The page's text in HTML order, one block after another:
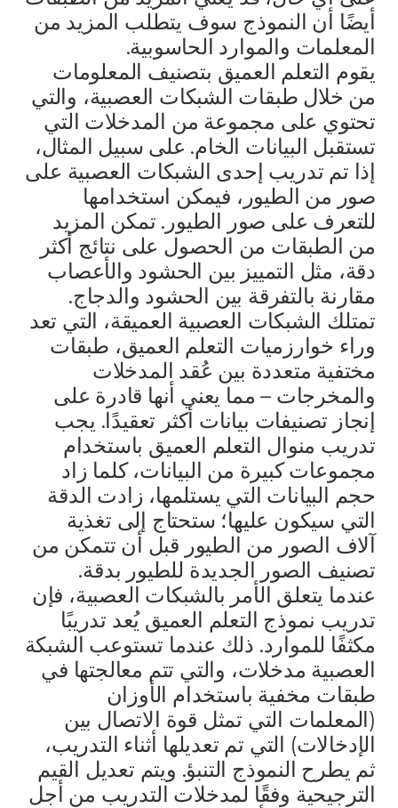
أيضًا أن النموذج سوف يتطلب المزيد من
المعلمات والموارد الحاسوبية.
يقوم التعلم العميق بتصنيف المعلومات
من خلال طبقات الشبكات العصبية، والتي
تحتوي على مجموعة من المدخلات التي
تستقبل البيانات الخام. على سبيل المثال،
إذا تم تدريب إحدى الشبكات العصبية على
صور من الطيور، فيمكن استخدامها
للتعرف على صور الطيور. تمكن المزيد
من الطبقات من الحصول على نتائج أكثر
دقة، مثل التمييز بين الحشود والأعصاب
مقارنة بالتفرقة بين الحشود والدجاج.
تمتلك الشبكات العصبية العميقة، التي تعد
وراء خوارزميات التعلم العميق، طبقات
مختفية متعددة بين عُقد المدخلات
والمخرجات – مما يعني أنها قادرة على
إنجاز تصنيفات بيانات أكثر تعقيدًا. يجب
تدريب منوال التعلم العميق باستخدام
مجموعات كبيرة من البيانات، كلما زاد
حجم البيانات التي يستلمها، زادت الدقة
التي سيكون عليها؛ ستحتاج إلى تغذية
آلاف الصور من الطيور قبل أن تتمكن من
تصنيف الصور الجديدة للطيور بدقة.
عندما يتعلق الأمر بالشبكات العصبية، فإن
تدريب نموذج التعلم العميق يُعد تدريبًا
مكثفًا للموارد. ذلك عندما تستوعب الشبكة
العصبية مدخلات، والتي تتم معالجتها في
طبقات مخفية باستخدام الأوزان
(المعلمات التي تمثل قوة الاتصال بين
الإدخالات) التي تم تعديلها أثناء التدريب،
ثم يطرح النموذج التنبؤ. ويتم تعديل القيم
الترجيحية وفقًا لمدخلات التدريب من أجل